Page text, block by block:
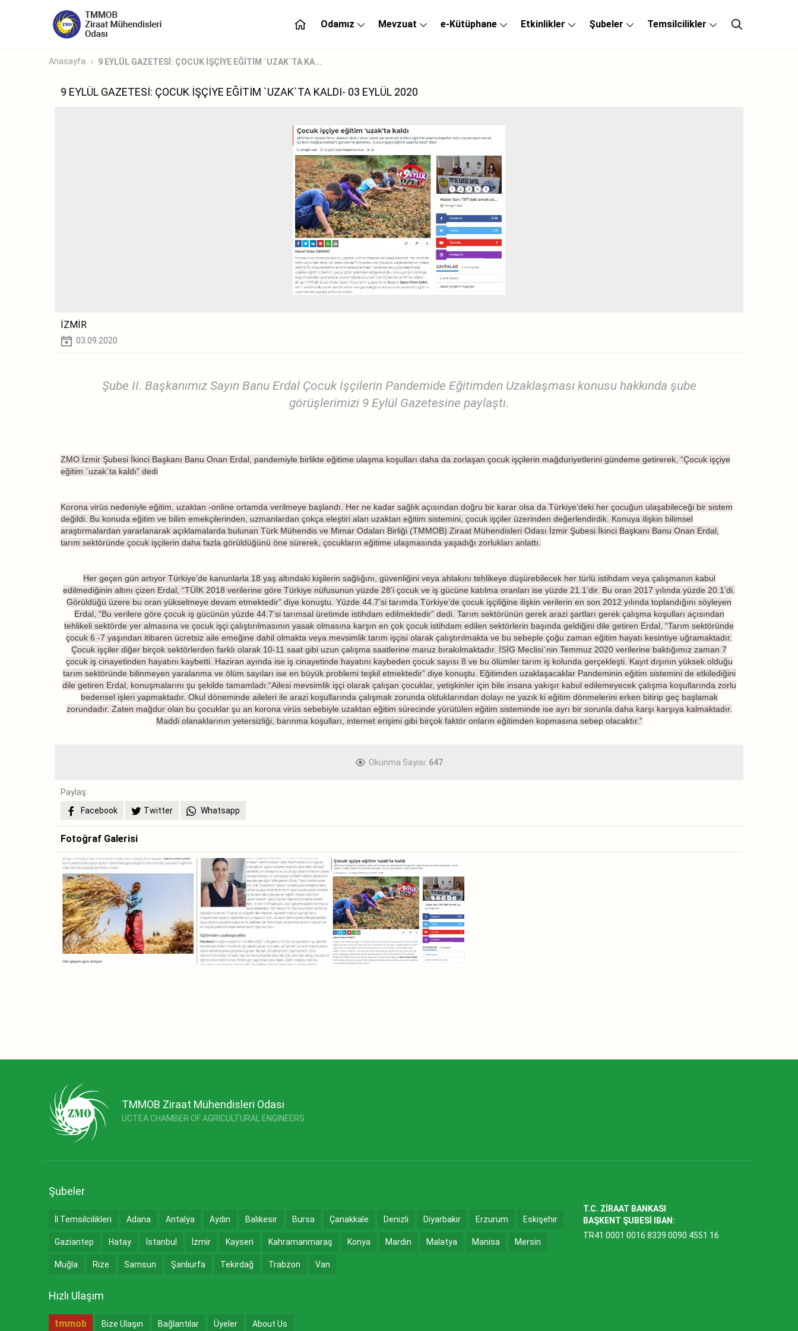
Odamız Mevzuat e-Kütüphane Etkinlikler Şubeler Temsilcilikler
Anasayfa 9 EYLÜL GAZETESİ: ÇOCUK İŞÇİYE EĞİTİM `UZAK`TA KA...
9 EYLÜL GAZETESİ: ÇOCUK İŞÇİYE EĞİTİM `UZAK`TA KALDI- 03 EYLÜL 2020
İZMİR
03.09.2020
Şube II. Başkanımız Sayın Banu Erdal Çocuk İşçilerin Pandemide Eğitimden Uzaklaşması konusu hakkında şube
görüşlerimizi 9 Eylül Gazetesine paylaştı.
ZMO İzmir Şubesi İkinci Başkanı Banu Onan Erdal, pandemiyle birlikte eğitime ulaşma koşulları daha da zorlaşan çocuk işçilerin mağduriyetlerini gündeme getirerek, “Çocuk işçiye
eğitim `uzak`ta kaldı” dedi
Korona virüs nedeniyle eğitim, uzaktan -online ortamda verilmeye başlandı. Her ne kadar sağlık açısından doğru bir karar olsa da Türkiye’deki her çocuğun ulaşabileceği bir sistem
değildi. Bu konuda eğitim ve bilim emekçilerinden, uzmanlardan çokça eleştiri alan uzaktan eğitim sistemini, çocuk işçiler üzerinden değerlendirdik. Konuya ilişkin bilimsel
araştırmalardan yararlanarak açıklamalarda bulunan Türk Mühendis ve Mimar Odaları Birliği (TMMOB) Ziraat Mühendisleri Odası İzmir Şubesi İkinci Başkanı Banu Onan Erdal,
tarım sektöründe çocuk işçilerin daha fazla görüldüğünü öne sürerek, çocukların eğitime ulaşmasında yaşadığı zorlukları anlattı.
Her geçen gün artıyor Türkiye’de kanunlarla 18 yaş altındaki kişilerin sağlığını, güvenliğini veya ahlakını tehlikeye düşürebilecek her türlü istihdam veya çalışmanın kabul
edilmediğinin altını çizen Erdal, “TÜİK 2018 verilerine göre Türkiye nüfusunun yüzde 28’i çocuk ve iş gücüne katılma oranları ise yüzde 21.1’dir. Bu oran 2017 yılında yüzde 20.1’di.
Görüldüğü üzere bu oran yükselmeye devam etmektedir” diye konuştu. Yüzde 44.7’si tarımda Türkiye’de çocuk işçiliğine ilişkin verilerin en son 2012 yılında toplandığını söyleyen
Erdal, “Bu verilere göre çocuk iş gücünün yüzde 44.7’si tarımsal üretimde istihdam edilmektedir” dedi. Tarım sektörünün gerek arazi şartları gerek çalışma koşulları açısından
tehlikeli sektörde yer almasına ve çocuk işçi çalıştırılmasının yasak olmasına karşın en çok çocuk istihdam edilen sektörlerin başında geldiğini dile getiren Erdal, “Tarım sektöründe
çocuk 6 -7 yaşından itibaren ücretsiz aile emeğine dahil olmakta veya mevsimlik tarım işçisi olarak çalıştırılmakta ve bu sebeple çoğu zaman eğitim hayatı kesintiye uğramaktadır.
Çocuk işçiler diğer birçok sektörlerden farklı olarak 10-11 saat gibi uzun çalışma saatlerine maruz bırakılmaktadır. İSİG Meclisi`nin Temmuz 2020 verilerine baktığımız zaman 7
çocuk iş cinayetinden hayatını kaybetti. Haziran ayında ise iş cinayetinde hayatını kaybeden çocuk sayısı 8 ve bu ölümler tarım iş kolunda gerçekleşti. Kayıt dışının yüksek olduğu
tarım sektöründe bilinmeyen yaralanma ve ölüm sayıları ise en büyük problemi teşkil etmektedir” diye konuştu. Eğitimden uzaklaşacaklar Pandeminin eğitim sistemini de etkilediğini
dile getiren Erdal, konuşmalarını şu şekilde tamamladı:“Ailesi mevsimlik işçi olarak çalışan çocuklar, yetişkinler için bile insana yakışır kabul edilemeyecek çalışma koşullarında zorlu
bedensel işleri yapmaktadır. Okul döneminde aileleri ile arazi koşullarında çalışmak zorunda olduklarından dolayı ne yazık ki eğitim dönmelerini erken bitirip geç başlamak
zorundadır. Zaten mağdur olan bu çocuklar şu an korona virüs sebebiyle uzaktan eğitim sürecinde yürütülen eğitim sisteminde ise ayrı bir sorunla daha karşı karşıya kalmaktadır.
Maddi olanaklarının yetersizliği, barınma koşulları, internet erişimi gibi birçok faktör onların eğitimden kopmasına sebep olacaktır.”
Okunma Sayısı: 647
Paylaş:
Facebook
Twitter Whatsapp
Fotoğraf Galerisi
TMMOB Ziraat Mühendisleri Odası
UCTEA CHAMBER OF AGRICULTURAL ENGINEERS
Şubeler
İl Temsilcilikleri Adana Antalya Aydın Balıkesir Bursa Çanakkale Denizli Diyarbakır Erzurum Eskişehir
Gaziantep Hatay İstanbul İzmir Kayseri Kahramanmaraş Konya Mardin Malatya Manisa Mersin
Muğla Rize Samsun Şanlıurfa Tekirdağ Trabzon Van
Hızlı Ulaşım
tmmob Bize Ulaşın Bağlantılar Üyeler About Us
T.C. ZİRAAT BANKASI
BAŞKENT ŞUBESİ IBAN:
TR41 0001 0016 8339 0090 4551 16